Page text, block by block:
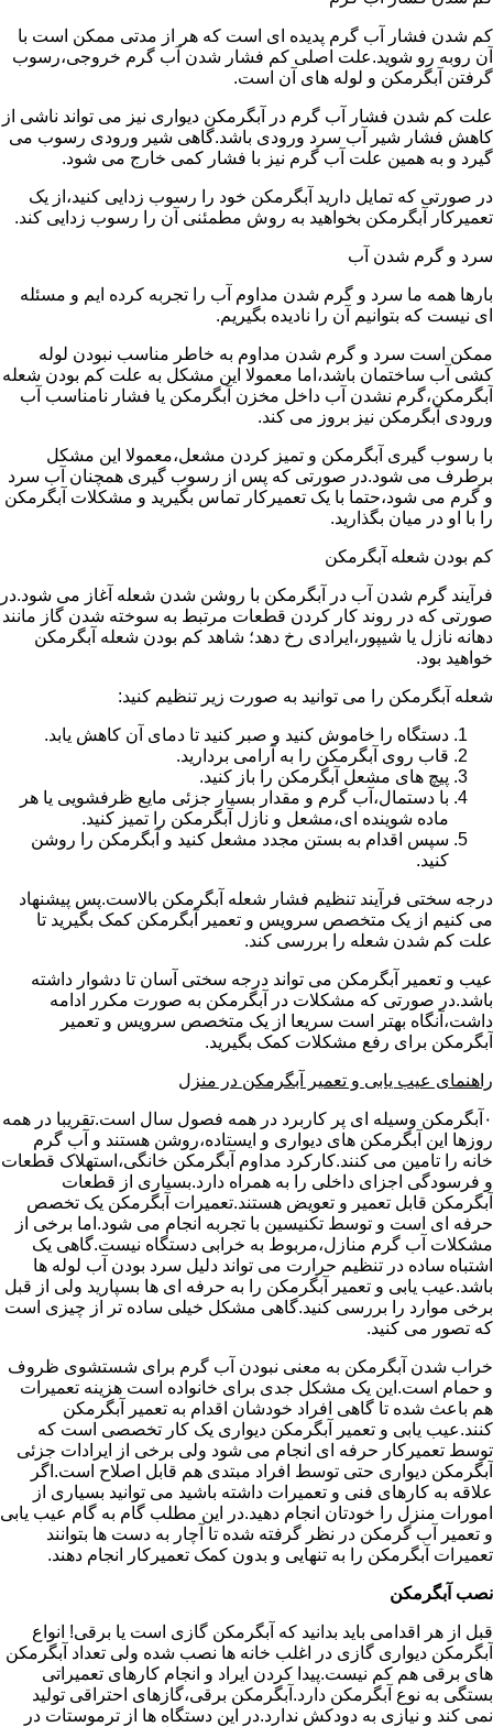
کم شدن فشار آب گرم پدیده ای است که هر از مدتی ممکن است با
آن روبه رو شوید.علت اصلی کم فشار شدن آب گرم خروجی،رسوب
گرفتن آبگرمکن و لوله های آن است.
علت کم شدن فشار آب گرم در آبگرمکن دیواری نیز می تواند ناشی از
کاهش فشار شیر آب سرد ورودی باشد.گاهی شیر ورودی رسوب می
گیرد و به همین علت آب گرم نیز با فشار کمی خارج می شود.
در صورتی که تمایل دارید آبگرمکن خود را رسوب زدایی کنید،از یک
تعمیرکار آبگرمکن بخواهید به روش مطمئنی آن را رسوب زدایی کند.
سرد و گرم شدن آب
بارها همه ما سرد و گرم شدن مداوم آب را تجربه کرده ایم و مسئله
ای نیست که بتوانیم آن را نادیده بگیریم.
ممکن است سرد و گرم شدن مداوم به خاطر مناسب نبودن لوله
کشی آب ساختمان باشد،اما معمولا این مشکل به علت کم بودن شعله
آبگرمکن،گرم نشدن آب داخل مخزن آبگرمکن یا فشار نامناسب آب
ورودی آبگرمکن نیز بروز می کند.
با رسوب گیری آبگرمکن و تمیز کردن مشعل،معمولا این مشکل
برطرف می شود.در صورتی که پس از رسوب گیری همچنان آب سرد
و گرم می شود،حتما با یک تعمیرکار تماس بگیرید و مشکلات آبگرمکن
را با او در میان بگذارید.
کم بودن شعله آبگرمکن
فرآیند گرم شدن آب در آبگرمکن با روشن شدن شعله آغاز می شود.در
صورتی که در روند کار کردن قطعات مرتبط به سوخته شدن گاز مانند
دهانه نازل یا شیپور،ایرادی رخ دهد؛ شاهد کم بودن شعله آبگرمکن
خواهید بود.
شعله آبگرمکن را می توانید به صورت زیر تنظیم کنید:
دستگاه را خاموش کنید و صبر کنید تا دمای آن کاهش یابد.
قاب روی آبگرمکن را به آرامی بردارید.
پیچ های مشعل آبگرمکن را باز کنید.
با دستمال،آب گرم و مقدار بسیار جزئی مایع ظرفشویی یا هر
ماده شوینده ای،مشعل و نازل آبگرمکن را تمیز کنید.
سپس اقدام به بستن مجدد مشعل کنید و آبگرمکن را روشن
کنید.
درجه سختی فرآیند تنظیم فشار شعله آبگرمکن بالاست.پس پیشنهاد
می کنیم از یک متخصص سرویس و تعمیر آبگرمکن کمک بگیرید تا
علت کم شدن شعله را بررسی کند.
عیب و تعمیر آبگرمکن می تواند درجه سختی آسان تا دشوار داشته
باشد.در صورتی که مشکلات در آبگرمکن به صورت مکرر ادامه
داشت،آنگاه بهتر است سریعا از یک متخصص سرویس و تعمیر
آبگرمکن برای رفع مشکلات کمک بگیرید.
راهنمای عیب یابی و تعمیر آبگرمکن در منزل
۰آبگرمکن وسیله ای پر کاربرد در همه فصول سال است.تقریبا در همه
روزها این آبگرمکن های دیواری و ایستاده،روشن هستند و آب گرم
خانه را تامین می کنند.کارکرد مداوم آبگرمکن خانگی،استهلاک قطعات
و فرسودگی اجزای داخلی را به همراه دارد.بسیاری از قطعات
آبگرمکن قابل تعمیر و تعویض هستند.تعمیرات آبگرمکن یک تخصص
حرفه ای است و توسط تکنیسین با تجربه انجام می شود.اما برخی از
مشکلات آب گرم منازل،مربوط به خرابی دستگاه نیست.گاهی یک
اشتباه ساده در تنظیم حرارت می تواند دلیل سرد بودن آب لوله ها
باشد.عیب یابی و تعمیر آبگرمکن را به حرفه ای ها بسپارید ولی از قبل
برخی موارد را بررسی کنید.گاهی مشکل خیلی ساده تر از چیزی است
که تصور می کنید.
خراب شدن آبگرمکن به معنی نبودن آب گرم برای شستشوی ظروف
و حمام است.این یک مشکل جدی برای خانواده است هزینه تعمیرات
هم باعث شده تا گاهی افراد خودشان اقدام به تعمیر آبگرمکن
کنند.عیب یابی و تعمیر آبگرمکن دیواری یک کار تخصصی است که
توسط تعمیرکار حرفه ای انجام می شود ولی برخی از ایرادات جزئی
آبگرمکن دیواری حتی توسط افراد مبتدی هم قابل اصلاح است.اگر
علاقه به کارهای فنی و تعمیرات داشته باشید می توانید بسیاری از
امورات منزل را خودتان انجام دهید.در این مطلب گام به گام عیب یابی
و تعمیر آب گرمکن در نظر گرفته شده تا آچار به دست ها بتوانند
تعمیرات آبگرمکن را به تنهایی و بدون کمک تعمیرکار انجام دهند.
نصب آبگرمکن
قبل از هر اقدامی باید بدانید که آبگرمکن گازی است یا برقی! انواع
آبگرمکن دیواری گازی در اغلب خانه ها نصب شده ولی تعداد آبگرمکن
های برقی هم کم نیست.پیدا کردن ایراد و انجام کارهای تعمیراتی
بستگی به نوع آبگرمکن دارد.آبگرمکن برقی،گازهای احتراقی تولید
نمی کند و نیازی به دودکش ندارد.در این دستگاه ها از ترموستات در